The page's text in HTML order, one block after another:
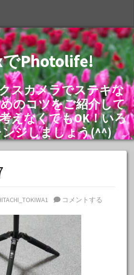
Photolife!
スカメラでステキな
のコツをご紹介して
えなくてもOK！いろ
ジしましょう(^^)
by コメントする